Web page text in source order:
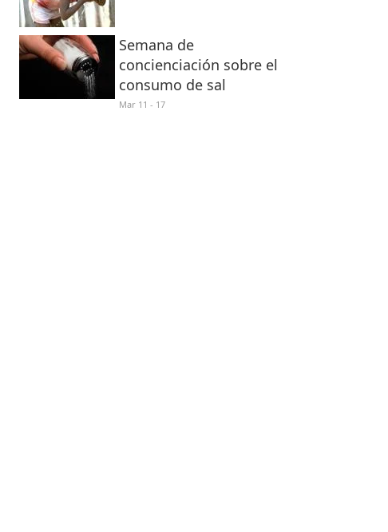
Semana de
concienciación sobre el
consumo de sal
Mar 11 - 17